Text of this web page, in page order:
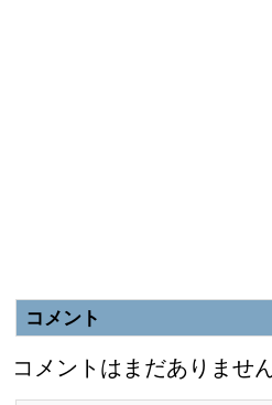
コメント
コメントはまだありません